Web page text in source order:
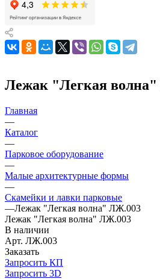
Лежак "Легкая
Главная
—
Каталог
—
Парковое оборудование
—
Малые архитектурные формы
—
Скамейки и лавки парковые
—Лежак "Легкая волна" ЛЖ.003
Лежак "Легкая волна" ЛЖ.003
В наличии
Арт. ЛЖ.003
Заказать
Запросить КП
Запросить 3D